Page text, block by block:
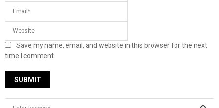
Save my name, email, and website in this browser for the next
time I comment.